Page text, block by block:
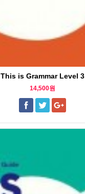
This is Grammar Level 3
14,500원